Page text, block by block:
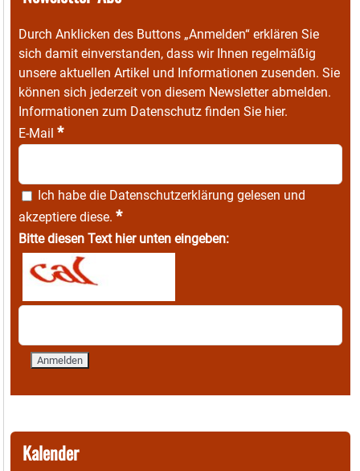
Durch Anklicken des Buttons „Anmelden“ erklären Sie
sich damit einverstanden, dass wir Ihnen regelmäßig
unsere aktuellen Artikel und Informationen zusenden. Sie
können sich jederzeit von diesem Newsletter abmelden.
Informationen zum Datenschutz finden Sie hier.
E-Mail *
Ich habe die Datenschutzerklärung gelesen und
akzeptiere diese. *
Bitte diesen Text hier unten eingeben:
Kalender